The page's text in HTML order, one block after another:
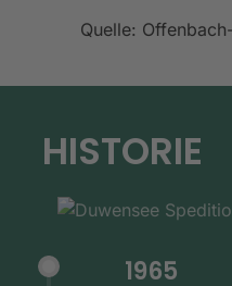
Quelle:
HISTORIE
1965